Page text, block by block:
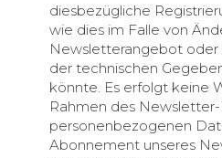
diesbezügliche
wie dies im Falle von
Newsletterangebot oder
der technischen
könnte. Es erfolgt keine
Rahmen des
personenbezogenen
Abonnement unseres